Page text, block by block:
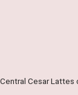
Cesar